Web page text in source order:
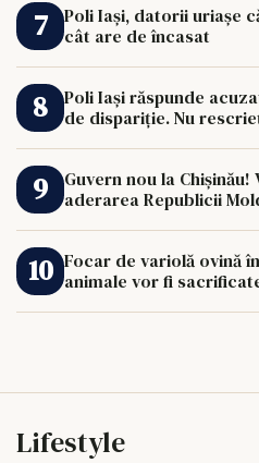
Poli Iași, datorii uriașe
cât are de încasat
Poli Iași răspunde
de dispariție. Nu
Guvern nou la
aderarea Republicii
Focar de variolă ovină
animale vor fi
Lifestyle